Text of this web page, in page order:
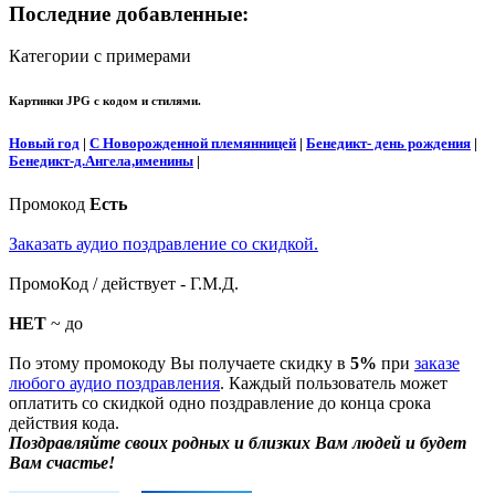
Последние добавленные:
Категории с примерами
Картинки JPG с кодом и стилями.
Новый год | С Новорожденной племянницей | Бенедикт- день рождения |
Бенедикт-д.Ангела,именины |
Промокод Есть
Заказать аудио поздравление со скидкой.
ПромоКод / действует - Г.М.Д.
НЕТ ~ до
По этому промокоду Вы получаете скидку в 5% при заказе
любого аудио поздравления. Каждый пользователь может
оплатить со скидкой одно поздравление до конца срока
действия кода.
Поздравляйте своих родных и близких Вам людей и будет
Вам счастье!